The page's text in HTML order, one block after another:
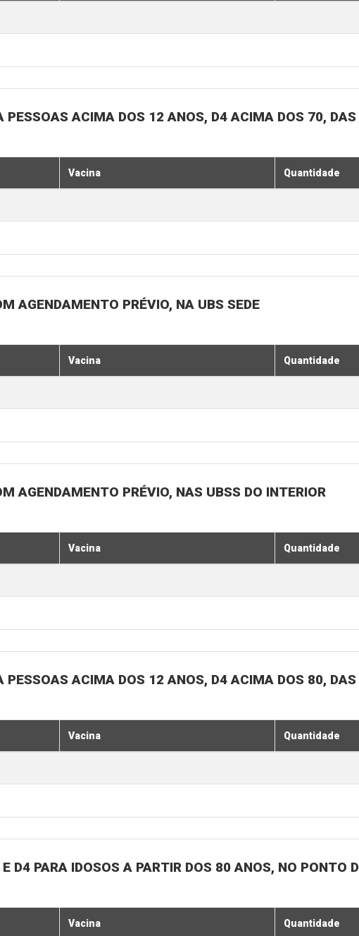
PESSOAS ACIMA DOS 12 ANOS, D4 ACIMA DOS 70,
Vacina Quantidade
AGENDAMENTO PRÉVIO, NA UBS SEDE
Vacina Quantidade
AGENDAMENTO PRÉVIO, NAS UBSS DO INTERIOR
Vacina Quantidade
PESSOAS ACIMA DOS 12 ANOS, D4 ACIMA DOS 80,
Vacina Quantidade
D4 PARA IDOSOS A PARTIR DOS 80 ANOS, NO PONTO
Vacina Quantidade